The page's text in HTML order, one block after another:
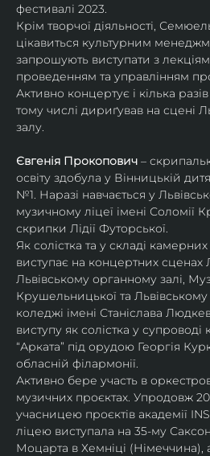
фестивалі 2023.
Крім творчої діяльності,
цікавиться культурним
запрошують виступати з
проведенням та управлінням
Активно концертує і кілька
тому числі дириґував на сцені
залу.
Євгенія Прокопович –
освіту здобула у Вінницькій
№1. Наразі навчається у
музичному ліцеї імені Соломії
скрипки Лідії Футорської.
Як солістка та у складі
виступає на концертних сценах
Львівському органному залі,
Крушельницької та
коледжі імені Станіслава
виступу як солістка у
“Арката” під орудою Георгія
обласній філармонії.
Активно бере участь в
музичних проєктах. Упродовж
учасницею проєктів академії
ліцею виступала на 35-му
Моцарта в Хемніці (Німеччина),